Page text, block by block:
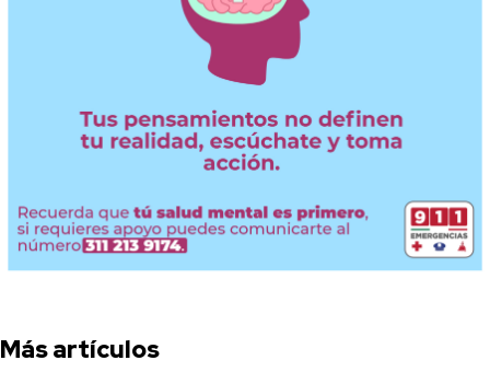
Más artículos